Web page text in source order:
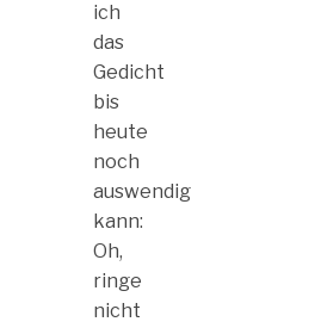
ich
das
Gedicht
bis
heute
noch
auswendig
kann:
Oh,
ringe
nicht